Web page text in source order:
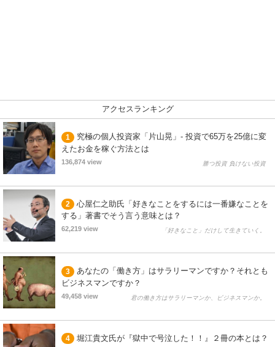
アクセスランキング
1
究極の個人投資家「片山晃」- 投資で65万を25億に変
えたお金を稼ぐ方法とは
136,874 view 勝つ投資 負けない投資
2
心屋仁之助氏「好きなことをするには一番嫌なことを
する」著書でそう言う意味とは？
62,219 view 「好きなこと」だけして生きていく。
3
あなたの「働き方」はサラリーマンですか？それとも
ビジネスマンですか？
49,458 view 君の働き方はサラリーマンか、ビジネスマンか。
4 堀江貴文氏が『獄中で号泣した！！』２冊の本とは？